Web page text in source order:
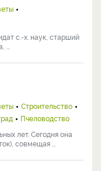
с.-х. наук, старший
Строительство
Пчеловодство
лет. Сегодня она
совмещая ...